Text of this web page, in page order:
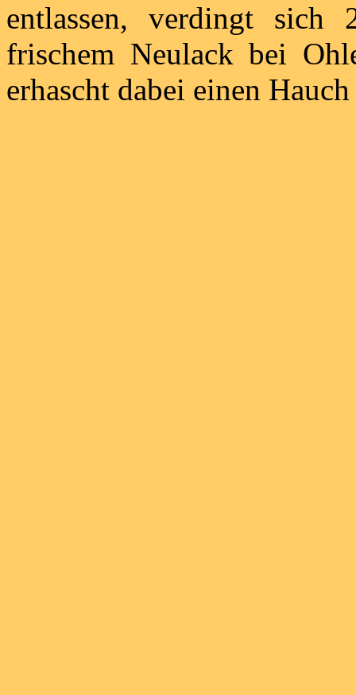
entlassen, verdingt
frischem Neulack bei
erhascht dabei einen